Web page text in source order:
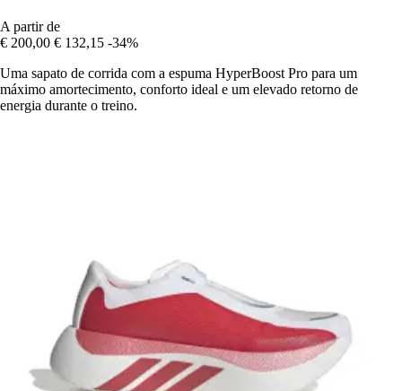
A partir de
€ 200,00 € 132,15 -34%
Uma sapato de corrida com a espuma HyperBoost Pro para um
máximo amortecimento, conforto ideal e um elevado retorno de
energia durante o treino.